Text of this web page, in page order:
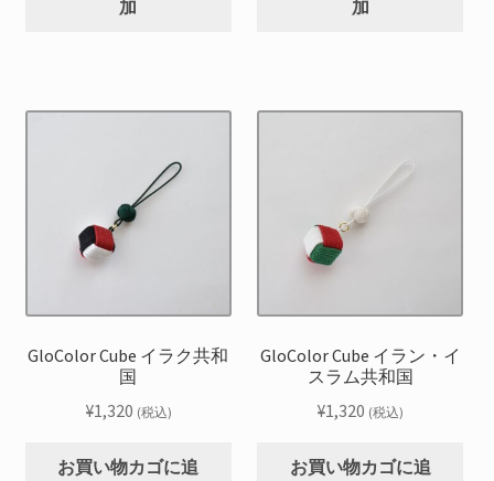
加
加
GloColor Cube イラク共和
国
¥1,320 (税込)
お買い物カゴに追
GloColor Cube イラン・イ
スラム共和国
¥1,320 (税込)
お買い物カゴに追